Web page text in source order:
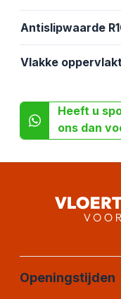
Antislipwaarde
Vlakke
Heeft u
ons dan
Openingstijden